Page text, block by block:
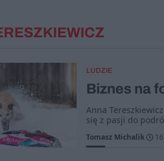
LUDZIE
Biznes na
Anna
się z pasji do
Tomasz Michalik